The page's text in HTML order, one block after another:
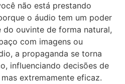
não está prestando
o áudio tem um poder
do ouvinte de forma natural,
com imagens ou
a propaganda se torna
influenciando decisões de
extremamente eficaz.